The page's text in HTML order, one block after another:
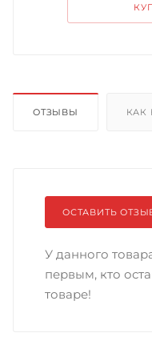
ОТЗЫВЫ КАК
ОСТАВИТЬ
У данного
первым, кто
товаре!